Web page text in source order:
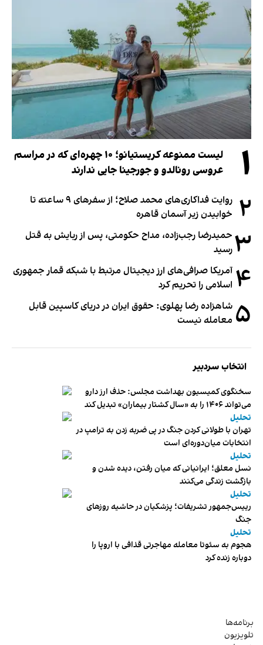
۱
لیست ممنوعه کریستیانو؛ ۱۰ چهره‌ای که در مراسم
عروسی رونالدو و جورجینا جایی ندارند
۲
روایت فداکاری‌های محمد صلاح؛ از سفرهای ۹ ساعته تا
خوابیدن زیر آسمان قاهره
۳ حمیدرضا رجب‌زاده، مداح حکومتی، پس از ربایش به قتل
رسید
۴ آمریکا صرافی‌های ارز دیجیتال مرتبط با شبکه قمار جمهوری
اسلامی را تحریم کرد
۵ شاهزاده رضا پهلوی: حقوق ایران در دریای کاسپین قابل
معامله نیست
انتخاب سردبیر
سخنگوی کمیسیون بهداشت مجلس: حذف ارز دارو
می‌تواند ۱۴۰۶ را به «سال کشتار بیماران» تبدیل کند
تحلیل
تهران با طولانی کردن جنگ در پی ضربه زدن به ترامپ در
انتخابات میان‌دوره‌ای است
تحلیل
نسل معلق؛ ایرانیانی که میان رفتن، دیده شدن و
بازگشت زندگی می‌کنند
تحلیل
رییس‌جمهور تشریفات؛ پزشکیان در حاشیه روزهای
جنگ
تحلیل
هجوم به سئوتا معامله مهاجرتی قذافی با اروپا را
دوباره زنده کرد
برنامه‌ها
تلویزیون